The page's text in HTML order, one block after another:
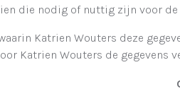
die nodig of nuttig zijn voor
Katrien Wouters deze
Katrien Wouters de gegevens